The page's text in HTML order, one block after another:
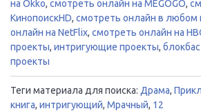
на Okko, смотреть онлайн на MEGOGO,
КинопоискHD, смотреть онлайн в любом
онлайн на NetFlix, смотреть онлайн на
проекты, интригующие проекты,
проекты
Теги материала для поиска: Драма,
книга, интригующий, Мрачный, 12